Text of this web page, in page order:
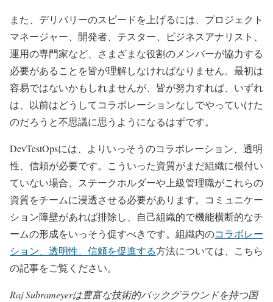
また、デリバリーのスピードを上げるには、プロジェクト
マネージャー、開発者、テスター、ビジネスアナリスト、
運用の専門家など、さまざまな役割のメンバーが協力する
必要があることを皆が理解しなければなりません。最初は
容易ではないかもしれませんが、皆が努力すれば、いずれ
は、以前はどうしてコラボレーションなしでやっていけた
のだろうと不思議に思うようになるはずです。
DevTestOpsには、よりいっそうのコラボレーション、透明
性、信頼が必要です。こういった資質がまだ組織に根付い
ていない場合、ステークホルダーや上級管理職がこれらの
資質をチームに浸透させる必要があります。コミュニケー
ション障壁があれば排除し、自己組織的で機能横断的なチ
ームの形成をいっそう促すべきです。組織内のコラボレー
ション、透明性、信頼を促進する方法については、こちら
の記事をご覧ください。
Raj Subrameyerは豊富な技術的バックグラウンドを持つ国